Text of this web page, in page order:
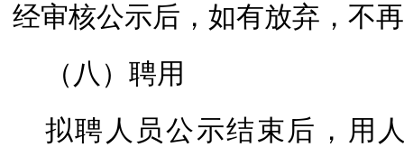
经审核公示后，如有放弃，不
（八）聘用
拟聘人员公示结束后，用